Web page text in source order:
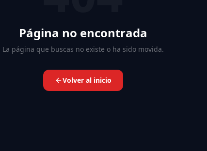
Página no encontrada
La página que buscas no existe o ha sido movida.
Volver al inicio